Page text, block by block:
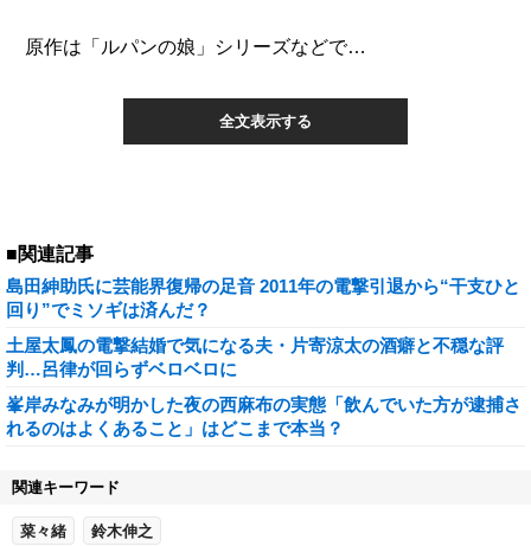
原作は「ルパンの娘」シリーズなどで…
全文表示する
■関連記事
島田紳助氏に芸能界復帰の足音 2011年の電撃引退から“干支ひと
回り”でミソギは済んだ？
土屋太鳳の電撃結婚で気になる夫・片寄涼太の酒癖と不穏な評
判…呂律が回らずベロベロに
峯岸みなみが明かした夜の西麻布の実態「飲んでいた方が逮捕さ
れるのはよくあること」はどこまで本当？
関連キーワード
菜々緒 鈴木伸之